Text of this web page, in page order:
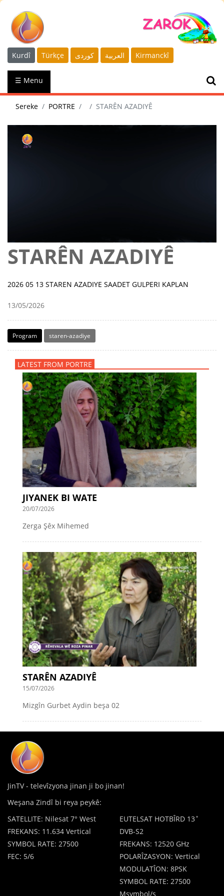
Kurdî Türkçe كوردى العربية Kirmanckî
☰ Menu
Sereke PORTRE STARÊN AZADIYÊ
STARÊN AZADIYÊ
2026 05 13 STAREN AZADIYE SAADET GULPERI KAPLAN
13/05/2026
Program staren-azadiye
LATEST FROM PORTRE
JIYANEK BI WATE
20/07/2026
Zerga Şêx Mihemed
STARÊN AZADIYÊ
15/07/2026
Mizgîn Gurbet Aydin beşa 02
JinTV - televîzyona jinan ji bo jinan!
Weşana Zindî bi reya peykê:
SATELLITE: Nilesat 7° West
FREKANS: 11.634 Vertical
SYMBOL RATE: 27500
FEC: 5/6
EUTELSAT HOTBÎRD 13˚
DVB-S2
FREKANS: 12520 GHz
POLARÎZASYON: Vertical
MODULATÎON: 8PSK
SYMBOL RATE: 27500
Msymbol/s